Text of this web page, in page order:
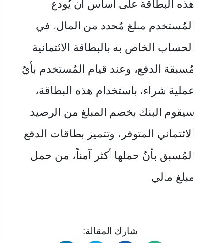
هذه البطاقة على أساس أن يُودع
المُستخدم مبلغ مُحدد من المال، في
الحساب الخاص به بالبطاقة الائتمانية
مُسبقة الدفع، وعند قيام المُستخدم بأيّ
عملية شراء، باستخدام هذه البطاقة،
سيقوم البنك بخصم المبلغ من الرصيد
الائتماني المتوفر، وتتميز بطاقات الدفع
المُسبق بأنّ حملها أكثر آمناً، من حمل
مبلغ مالي
شارك المقالة: